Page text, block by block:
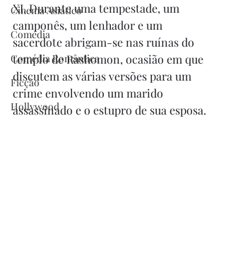
Cinema Asiático
Comédia
Comédia Romântica
Ficção
Hollywood
XI. Durante uma tempestade, um
camponês, um lenhador e um
sacerdote abrigam-se nas ruínas do
templo de Rashomon, ocasião em que
discutem as várias versões para um
crime envolvendo um marido
assassinado e o estupro de sua esposa.